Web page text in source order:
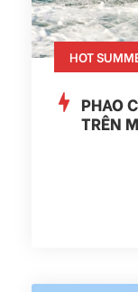
HOT
PHAO
TRÊN